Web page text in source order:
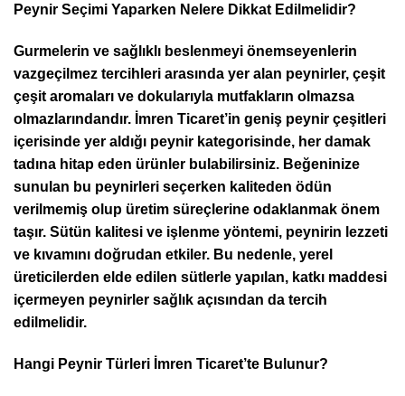
var.
ürün
Peynir Seçimi Yaparken Nelere Dikkat Edilmelidir?
Gurmelerin ve sağlıklı beslenmeyi önemseyenlerin
vazgeçilmez tercihleri arasında yer alan peynirler, çeşit
çeşit aromaları ve dokularıyla mutfakların olmazsa
olmazlarındandır. İmren Ticaret’in geniş peynir çeşitleri
içerisinde yer aldığı peynir kategorisinde, her damak
tadına hitap eden ürünler bulabilirsiniz. Beğeninize
sunulan bu peynirleri seçerken kaliteden ödün
verilmemiş olup üretim süreçlerine odaklanmak önem
taşır. Sütün kalitesi ve işlenme yöntemi, peynirin lezzeti
ve kıvamını doğrudan etkiler. Bu nedenle, yerel
üreticilerden elde edilen sütlerle yapılan, katkı maddesi
içermeyen peynirler sağlık açısından da tercih
edilmelidir.
Hangi Peynir Türleri İmren Ticaret’te Bulunur?